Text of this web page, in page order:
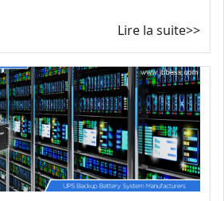
Lire la suite>>